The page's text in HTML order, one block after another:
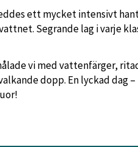
ett mycket intensivt
Segrande lag i varje
vi med vattenfärger,
dopp. En lyckad dag